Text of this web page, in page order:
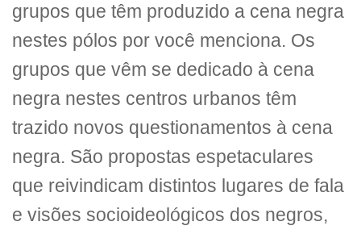
grupos que têm produzido a cena negra
nestes pólos por você menciona. Os
grupos que vêm se dedicado à cena
negra nestes centros urbanos têm
trazido novos questionamentos à cena
negra. São propostas espetaculares
que reivindicam distintos lugares de fala
e visões socioideológicos dos negros,